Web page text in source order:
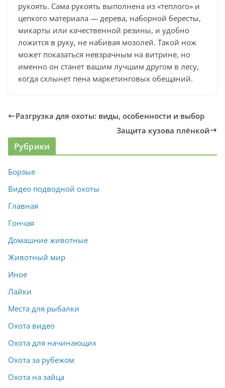
рукоять. Сама рукоять выполнена из «теплого» и
цепкого материала — дерева, наборной бересты,
микарты или качественной резины, и удобно
ложится в руку, не набивая мозолей. Такой нож
может показаться невзрачным на витрине, но
именно он станет вашим лучшим другом в лесу,
когда схлынет пена маркетинговых обещаний.
Разгрузка для охоты: виды, особенности и выбор
Защита кузова плёнкой
Рубрики
Борзые
Видео подводной охоты
Главная
Гончая
Домашние животные
Животный мир
Иное
Лайки
Места для рыбалки
Охота видео
Охота для начинающих
Охота за рубежом
Охота на зайца